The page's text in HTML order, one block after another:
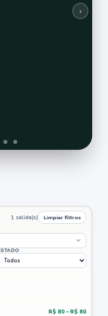
›
1 salida(s) Limpiar filtros
R$ 80 – R$ 80